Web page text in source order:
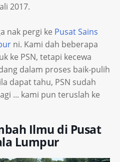
2017.
nak pergi ke Pusat Sains
ni. Kami dah beberapa
ke PSN, tetapi kecewa
dalam proses baik-pulih
dapat tahu, PSN sudah
... kami pun teruslah ke
Ilmu di Pusat
Lumpur